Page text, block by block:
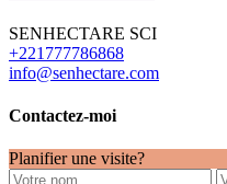
SENHECTARE SCI
+221777786868
info@senhectare.com
Contactez-moi
Planifier une visite?